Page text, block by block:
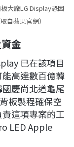
大廠LG Display恐因
自蘋果官網）
金
已在該項目
高達數百億韓
慶尚北道龜尾
板製程確保空
這項專案的工
LED Apple